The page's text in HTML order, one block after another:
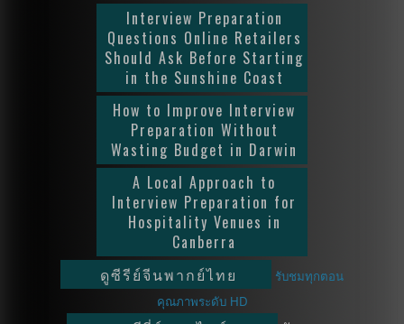
Interview Preparation
Questions Online Retailers
Should Ask Before Starting
in the Sunshine Coast
How to Improve Interview
Preparation Without
Wasting Budget in Darwin
A Local Approach to
Interview Preparation for
Hospitality Venues in
Canberra
ดูซีรีย์จีนพากย์ไทย
รับชมทุกตอน
คุณภาพระดับ HD